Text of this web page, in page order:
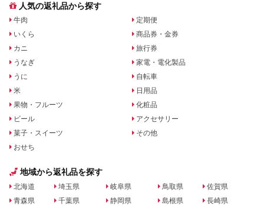
人気の返礼品から探す
牛肉
いくら
カニ
うなぎ
うに
米
果物・フルーツ
ビール
菓子・スイーツ
おせち
定期便
商品券・金券
旅行券
家電・電化製品
自転車
日用品
化粧品
アクセサリー
その他
地域から返礼品を探す
北海道
青森県
埼玉県
千葉県
岐阜県
静岡県
鳥取県
島根県
佐賀県
長崎県